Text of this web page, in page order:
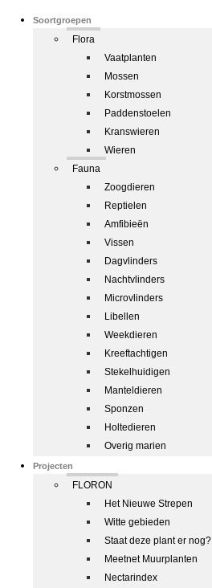
Soortgroepen
Flora
Vaatplanten
Mossen
Korstmossen
Paddenstoelen
Kranswieren
Wieren
Fauna
Zoogdieren
Reptielen
Amfibieën
Vissen
Dagvlinders
Nachtvlinders
Microvlinders
Libellen
Weekdieren
Kreeftachtigen
Stekelhuidigen
Manteldieren
Sponzen
Holtedieren
Overig marien
Projecten
FLORON
Het Nieuwe Strepen
Witte gebieden
Staat deze plant er nog?
Meetnet Muurplanten
Nectarindex